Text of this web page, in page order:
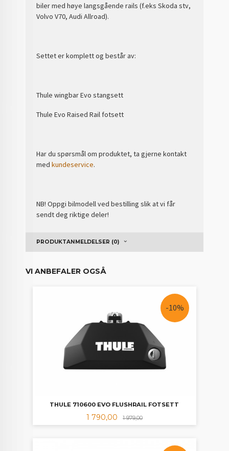
biler med høye langsgående rails (f.eks Skoda stv,
Volvo V70, Audi Allroad).
Settet er komplett og består av:
Thule wingbar Evo stangsett
Thule Evo Raised Rail fotsett
Har du spørsmål om produktet, ta gjerne kontakt
medkundeservice.
NB! Oppgi bilmodell ved bestilling slik at vi får
sendt deg riktige deler!
PRODUKTANMELDELSER (0)
VI ANBEFALER OGSÅ
THULE 710600 EVO FLUSHRAIL FOTSETT
Tilbud
1 790,00 1 979,00Rabatt
-10%